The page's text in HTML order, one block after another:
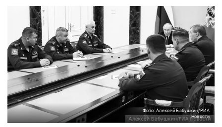
Фото: Алексей Бабушкин/РИА
Новости